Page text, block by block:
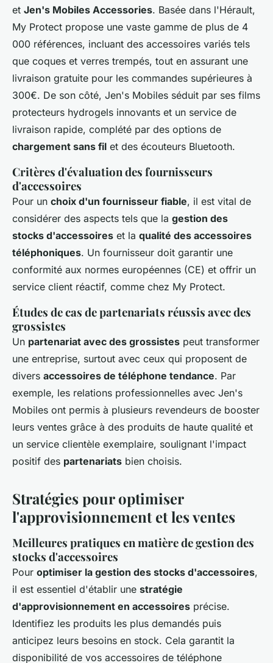
et Jen's Mobiles Accessories. Basée dans l'Hérault,
My Protect propose une vaste gamme de plus de 4
000 références, incluant des accessoires variés tels
que coques et verres trempés, tout en assurant une
livraison gratuite pour les commandes supérieures à
300€. De son côté, Jen's Mobiles séduit par ses films
protecteurs hydrogels innovants et un service de
livraison rapide, complété par des options de
chargement sans fil et des écouteurs Bluetooth.
Critères d'évaluation des fournisseurs
d'accessoires
Pour un choix d'un fournisseur fiable, il est vital de
considérer des aspects tels que la gestion des
stocks d'accessoires et la qualité des accessoires
téléphoniques. Un fournisseur doit garantir une
conformité aux normes européennes (CE) et offrir un
service client réactif, comme chez My Protect.
Études de cas de partenariats réussis avec des
grossistes
Un partenariat avec des grossistes peut transformer
une entreprise, surtout avec ceux qui proposent de
divers accessoires de téléphone tendance. Par
exemple, les relations professionnelles avec Jen's
Mobiles ont permis à plusieurs revendeurs de booster
leurs ventes grâce à des produits de haute qualité et
un service clientèle exemplaire, soulignant l'impact
positif des partenariats bien choisis.
Stratégies pour optimiser
l'approvisionnement et les ventes
Meilleures pratiques en matière de gestion des
stocks d'accessoires
Pour optimiser la gestion des stocks d'accessoires,
il est essentiel d'établir une stratégie
d'approvisionnement en accessoires précise.
Identifiez les produits les plus demandés puis
anticipez leurs besoins en stock. Cela garantit la
disponibilité de vos accessoires de téléphone